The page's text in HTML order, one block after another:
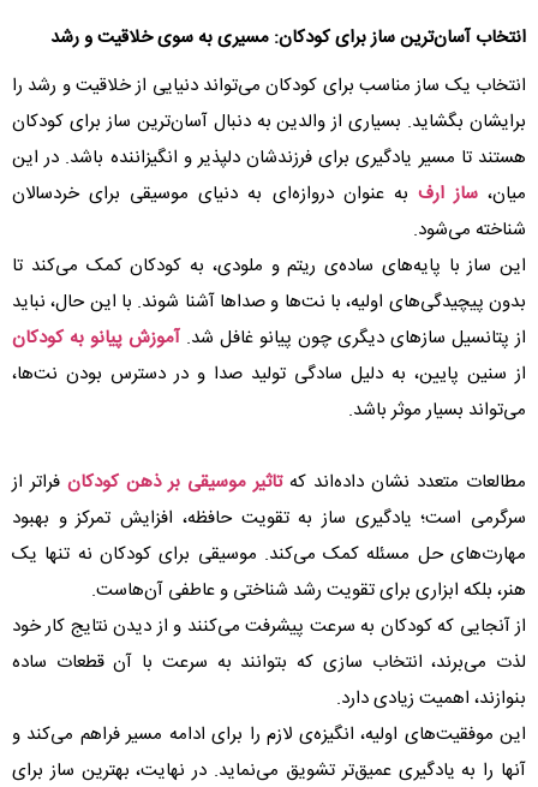
انتخاب آسان‌ترین ساز برای کودکان: مسیری به سوی خلاقیت و رشد
انتخاب یک ساز مناسب برای کودکان می‌تواند دنیایی از خلاقیت و رشد را
برایشان بگشاید. بسیاری از والدین به دنبال آسان‌ترین ساز برای کودکان
هستند تا مسیر یادگیری برای فرزندشان دلپذیر و انگیزاننده باشد. در این
میان،ساز ارف به عنوان دروازه‌ای به دنیای موسیقی برای خردسالان
شناخته می‌شود.
این ساز با پایه‌های ساده‌ی ریتم و ملودی، به کودکان کمک می‌کند تا
بدون پیچیدگی‌های اولیه، با نت‌ها و صداها آشنا شوند. با این حال، نباید
از پتانسیل سازهای دیگری چون پیانو غافل شد. آموزش پیانو به کودکان
از سنین پایین، به دلیل سادگی تولید صدا و در دسترس بودن نت‌ها،
می‌تواند بسیار موثر باشد.
مطالعات متعدد نشان داده‌اند کهتاثیر موسیقی بر ذهن کودکان فراتر از
سرگرمی است؛ یادگیری ساز به تقویت حافظه، افزایش تمرکز و بهبود
مهارت‌های حل مسئله کمک می‌کند. موسیقی برای کودکان نه تنها یک
هنر، بلکه ابزاری برای تقویت رشد شناختی و عاطفی آن‌هاست.
از آنجایی که کودکان به سرعت پیشرفت می‌کنند و از دیدن نتایج کار خود
لذت می‌برند، انتخاب سازی که بتوانند به سرعت با آن قطعات ساده
بنوازند، اهمیت زیادی دارد.
این موفقیت‌های اولیه، انگیزه‌ی لازم را برای ادامه مسیر فراهم می‌کند و
آنها را به یادگیری عمیق‌تر تشویق می‌نماید. در نهایت، بهترین ساز برای